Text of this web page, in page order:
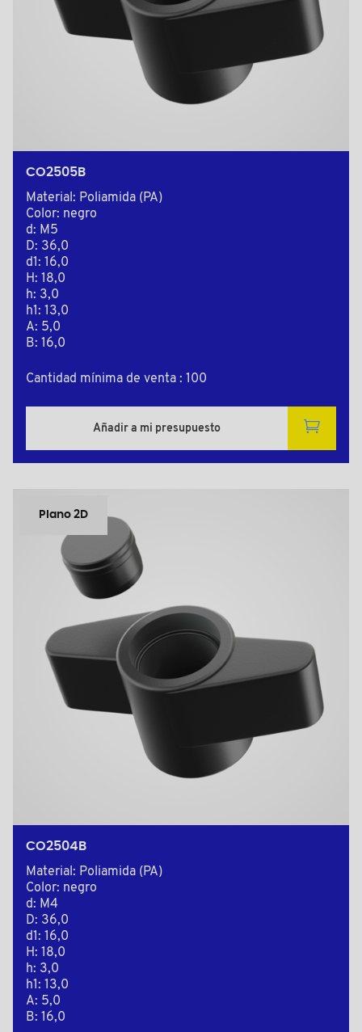
CO2505B
Material: Poliamida (PA)
Color: negro
d: M5
D: 36,0
d1: 16,0
H: 18,0
h: 3,0
h1: 13,0
A: 5,0
B: 16,0
Cantidad mínima de venta : 100
Añadir a mi presupuesto
Plano 2D
CO2504B
Material: Poliamida (PA)
Color: negro
d: M4
D: 36,0
d1: 16,0
H: 18,0
h: 3,0
h1: 13,0
A: 5,0
B: 16,0